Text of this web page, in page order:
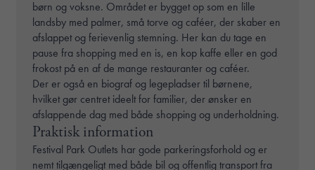
børn og voksne. Området er bygget op som en lille
landsby med palmer, små torve og caféer, der skaber en
afslappet og ferievenlig stemning. Her kan du tage en
pause fra shopping med en is, en kop kaffe eller en god
frokost på en af de mange restauranter og caféer.
Der er også en biograf og legepladser til børnene,
hvilket gør centret ideelt for familier, der ønsker en
afslappende dag med både shopping og underholdning.
Praktisk information
Festival Park Outlets har gode parkeringsforhold og er
nemt tilgængeligt med både bil og offentlig transport fra